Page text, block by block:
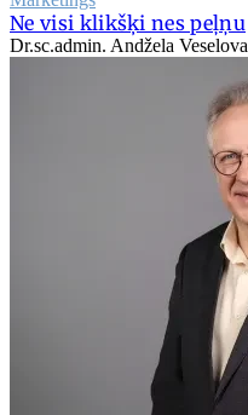
Ne visi klikšķi nes peļņu
Dr.sc.admin. Andžela Veselova